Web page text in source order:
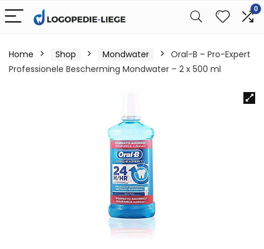
0
Home Shop Mondwater
Oral-B – Pro-Expert
Professionele Bescherming Mondwater – 2 x 500 ml